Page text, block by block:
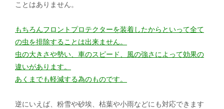
ことはありません。
もちろんフロントプロテクターを装着したからといって全て
の虫を排除することは出来ません。
虫の大きさや勢い、車のスピード、風の強さによって効果の
違いがあります。
あくまでも軽減する為のものです。
逆にいえば、粉雪や砂埃、枯葉や小雨などにも対応できます